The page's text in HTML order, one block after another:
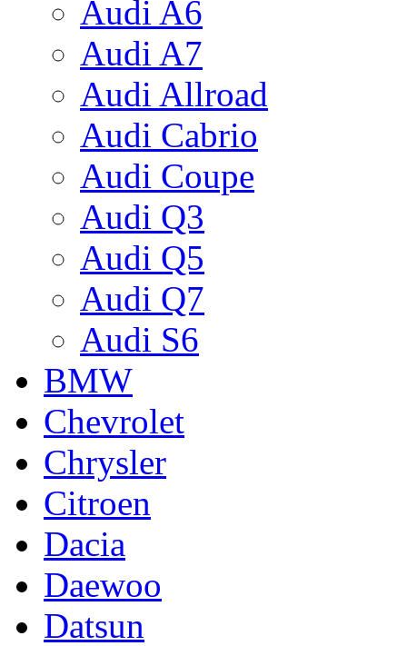
Audi A6
Audi A7
Audi Allroad
Audi Cabrio
Audi Coupe
Audi Q3
Audi Q5
Audi Q7
Audi S6
BMW
Chevrolet
Chrysler
Citroen
Dacia
Daewoo
Datsun